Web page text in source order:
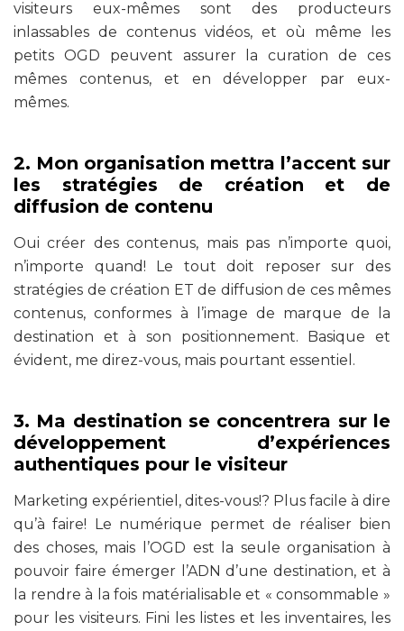
visiteurs eux-mêmes sont des producteurs
inlassables de contenus vidéos, et où même les
petits OGD peuvent assurer la curation de ces
mêmes contenus, et en développer par eux-
mêmes.
2. Mon organisation mettra l’accent sur
les stratégies de création et de
diffusion de contenu
Oui créer des contenus, mais pas n’importe quoi,
n’importe quand! Le tout doit reposer sur des
stratégies de création ET de diffusion de ces mêmes
contenus, conformes à l’image de marque de la
destination et à son positionnement. Basique et
évident, me direz-vous, mais pourtant essentiel.
3. Ma destination se concentrera sur le
développement d’expériences
authentiques pour le visiteur
Marketing expérientiel, dites-vous!? Plus facile à dire
qu’à faire! Le numérique permet de réaliser bien
des choses, mais l’OGD est la seule organisation à
pouvoir faire émerger l’ADN d’une destination, et à
la rendre à la fois matérialisable et « consommable »
pour les visiteurs. Fini les listes et les inventaires, les